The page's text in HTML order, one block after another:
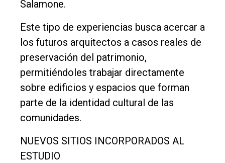
Salamone.
Este tipo de experiencias busca acercar a
los futuros arquitectos a casos reales de
preservación del patrimonio,
permitiéndoles trabajar directamente
sobre edificios y espacios que forman
parte de la identidad cultural de las
comunidades.
NUEVOS SITIOS INCORPORADOS AL
ESTUDIO